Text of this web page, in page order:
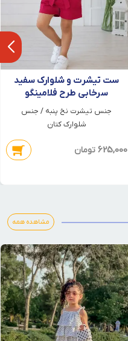
ست تیشرت و شلوارک سفید
سرخابی طرح فلامینگو
جنس تیشرت نخ پنبه / جنس
شلوارک کتان
625,000 تومان
مشاهده همه